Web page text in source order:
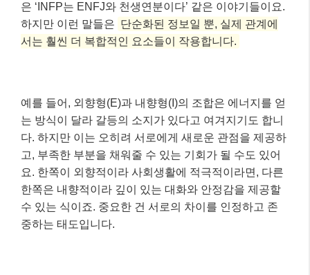
은 ‘INFP는 ENFJ와 천생연분이다’ 같은 이야기들이요.
하지만 이런 말들은 단순화된 정보일 뿐, 실제 관계에
서는 훨씬 더 복합적인 요소들이 작용합니다.
예를 들어, 외향형(E)과 내향형(I)의 조합은 에너지를 얻
는 방식이 달라 갈등의 소지가 있다고 여겨지기도 합니
다. 하지만 이는 오히려 서로에게 새로운 관점을 제공하
고, 부족한 부분을 채워줄 수 있는 기회가 될 수도 있어
요. 한쪽이 외향적이라 사회생활에 적극적이라면, 다른
한쪽은 내향적이라 깊이 있는 대화와 안정감을 제공할
수 있는 식이죠. 중요한 건 서로의 차이를 인정하고 존
중하는 태도입니다.